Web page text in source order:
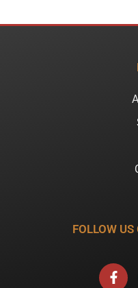
FOLLOW
a
c